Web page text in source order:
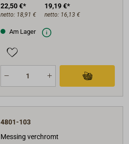
22,50 €*
netto: 18,91 €
19,19 €*
netto: 16,13 €
Am Lager
4801-103
Messing verchromt